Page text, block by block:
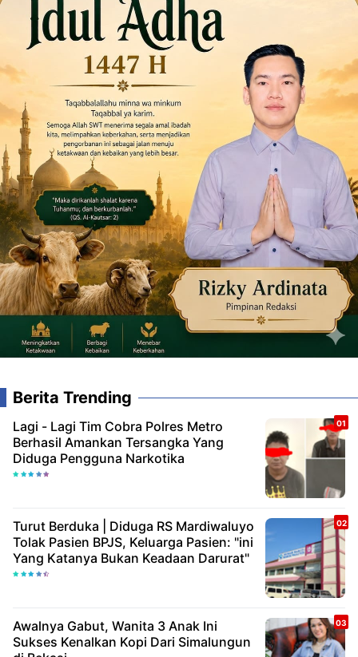
Berita Trending
Lagi - Lagi Tim Cobra Polres Metro
Berhasil Amankan Tersangka Yang
Diduga Pengguna Narkotika
Turut Berduka | Diduga RS Mardiwaluyo
Tolak Pasien BPJS, Keluarga Pasien: "ini
Yang Katanya Bukan Keadaan Darurat"
Awalnya Gabut, Wanita 3 Anak Ini
Sukses Kenalkan Kopi Dari Simalungun